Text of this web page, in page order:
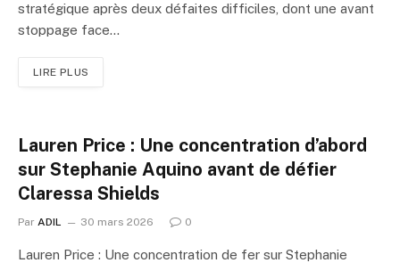
stratégique après deux défaites difficiles, dont une avant
stoppage face…
LIRE PLUS
Lauren Price : Une concentration d’abord
sur Stephanie Aquino avant de défier
Claressa Shields
Par ADIL 30 mars 2026 0
Lauren Price : Une concentration de fer sur Stephanie